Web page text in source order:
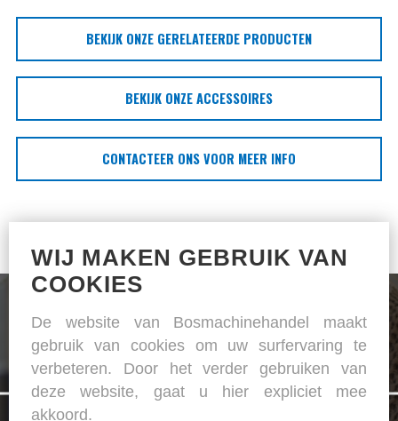
BEKIJK ONZE GERELATEERDE PRODUCTEN
BEKIJK ONZE ACCESSOIRES
CONTACTEER ONS VOOR MEER INFO
De specialist in naai- en strijkapparatuur
WIJ MAKEN GEBRUIK VAN
COOKIES
De website van Bosmachinehandel maakt
gebruik van cookies om uw surfervaring te
verbeteren. Door het verder gebruiken van
deze website, gaat u hier expliciet mee
akkoord.